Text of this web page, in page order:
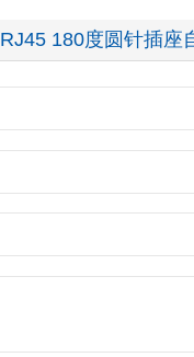
RJ45 180度圆针插座